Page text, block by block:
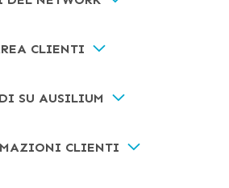
CLIENTI
SU AUSILIUM
CLIENTI